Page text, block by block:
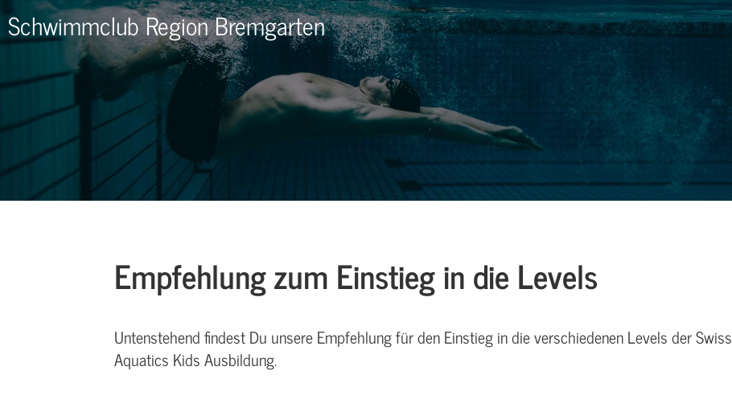
Schwimmclub Region Bremgarten
Empfehlung zum Einstieg in die Levels
Untenstehend findest Du unsere Empfehlung für den Einstieg in die verschiedenen Levels der Swiss
Aquatics Kids Ausbildung.